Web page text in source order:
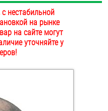
нестабильной
на рынке
на сайте могут
уточняйте у